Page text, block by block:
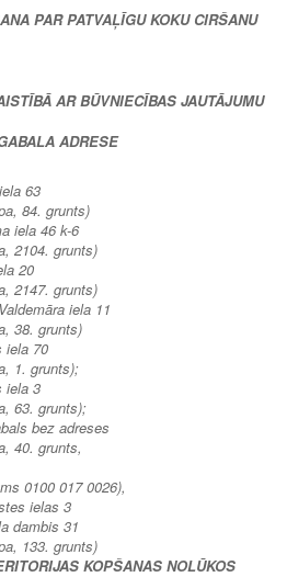
PAR PATVAĻĪGU KOKU CIRŠANU
AR BŪVNIECĪBAS JAUTĀJUMU
ADRESE
63
84. grunts)
iela 46 k-6
2104. grunts)
20
2147. grunts)
iela 11
38. grunts)
iela 70
1. grunts);
iela 3
63. grunts);
bez adreses
40. grunts,
0100 017 0026),
ielas 3
dambis 31
133. grunts)
KOPŠANAS NOLŪKOS